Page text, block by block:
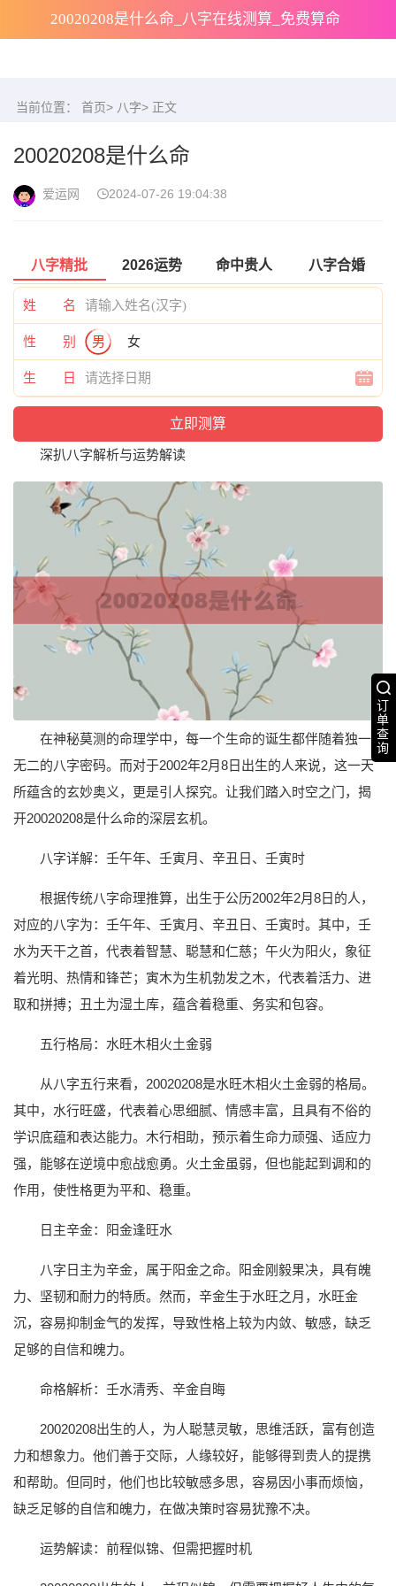
20020208是什么命_八字在线测算_免费算命
订
单
查
询
当前位置： 首页> 八字> 正文
20020208是什么命
爱运网 2024-07-26 19:04:38
八字精批 2026运势 命中贵人 八字合婚
姓 名
性 别 男 女
生 日
深扒八字解析与运势解读
在神秘莫测的命理学中，每一个生命的诞生都伴随着独一
无二的八字密码。而对于2002年2月8日出生的人来说，这一天
所蕴含的玄妙奥义，更是引人探究。让我们踏入时空之门，揭
开20020208是什么命的深层玄机。
八字详解：壬午年、壬寅月、辛丑日、壬寅时
根据传统八字命理推算，出生于公历2002年2月8日的人，
对应的八字为：壬午年、壬寅月、辛丑日、壬寅时。其中，壬
水为天干之首，代表着智慧、聪慧和仁慈；午火为阳火，象征
着光明、热情和锋芒；寅木为生机勃发之木，代表着活力、进
取和拼搏；丑土为湿土库，蕴含着稳重、务实和包容。
五行格局：水旺木相火土金弱
从八字五行来看，20020208是水旺木相火土金弱的格局。
其中，水行旺盛，代表着心思细腻、情感丰富，且具有不俗的
学识底蕴和表达能力。木行相助，预示着生命力顽强、适应力
强，能够在逆境中愈战愈勇。火土金虽弱，但也能起到调和的
作用，使性格更为平和、稳重。
日主辛金：阳金逢旺水
八字日主为辛金，属于阳金之命。阳金刚毅果决，具有魄
力、坚韧和耐力的特质。然而，辛金生于水旺之月，水旺金
沉，容易抑制金气的发挥，导致性格上较为内敛、敏感，缺乏
足够的自信和魄力。
命格解析：壬水清秀、辛金自晦
20020208出生的人，为人聪慧灵敏，思维活跃，富有创造
力和想象力。他们善于交际，人缘较好，能够得到贵人的提携
和帮助。但同时，他们也比较敏感多思，容易因小事而烦恼，
缺乏足够的自信和魄力，在做决策时容易犹豫不决。
运势解读：前程似锦、但需把握时机